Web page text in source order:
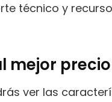
técnico y
mejor precio
ver las